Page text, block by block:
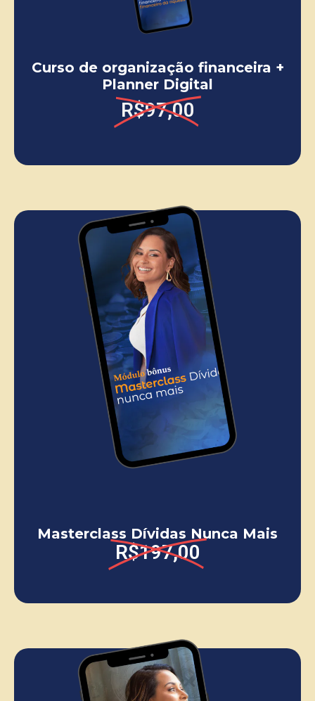
Curso de organização financeira +
Planner Digital
R$97,00
Masterclass Dívidas Nunca Mais
R$197,00